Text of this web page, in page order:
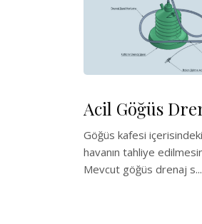
Acil Göğüs
Göğüs kafesi içerisindeki
havanın tahliye
Mevcut göğüs drenaj s...